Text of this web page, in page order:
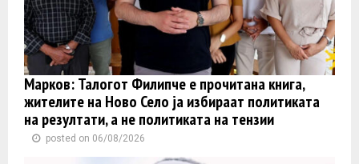
Марков: Талогот Филипче е прочитана книга,
жителите на Ново Село ја избираат политиката
на резултати, а не политиката на тензии
posted on 06/08/2026